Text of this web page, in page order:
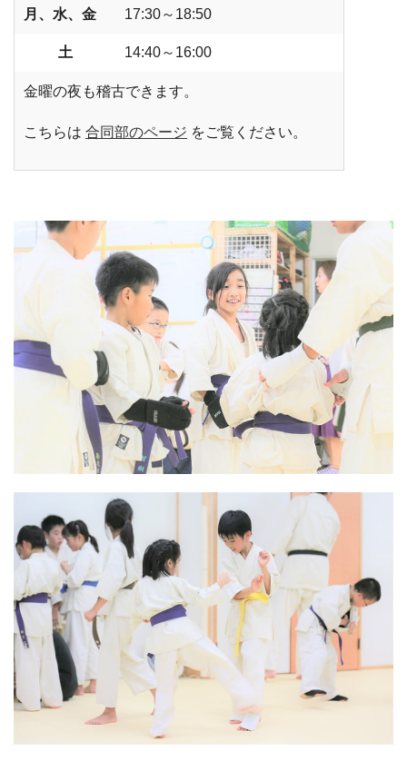
月、水、金 17:30～18:50
土 14:40～16:00
金曜の夜も稽古できます。
こちらは 合同部のページ をご覧ください。